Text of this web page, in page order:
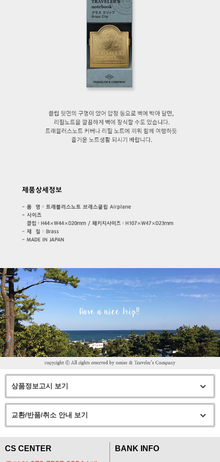
상품정보고시 보기
교환/반품/취소 안내 보기
CS CENTER
BANK INFO